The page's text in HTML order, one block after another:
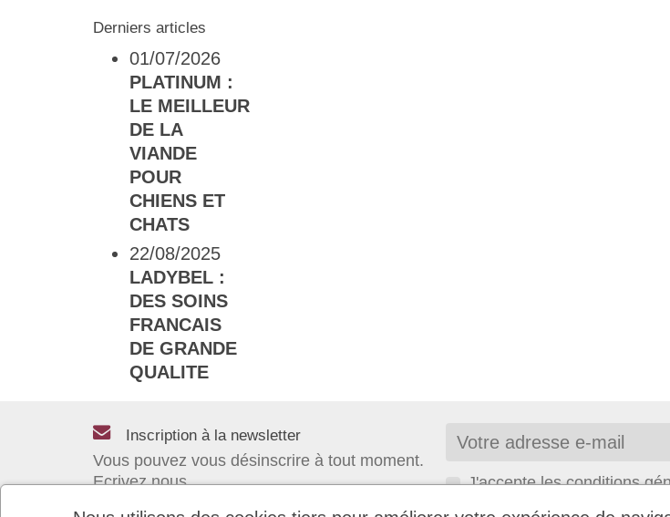
Derniers articles
01/07/2026
PLATINUM :
LE MEILLEUR
DE LA
VIANDE
POUR
CHIENS ET
CHATS
22/08/2025
LADYBEL :
DES SOINS
FRANCAIS
DE GRANDE
QUALITE
Inscription à la newsletter
Vous pouvez vous désinscrire à tout moment.
Ecrivez nous.
J'accepte les conditions